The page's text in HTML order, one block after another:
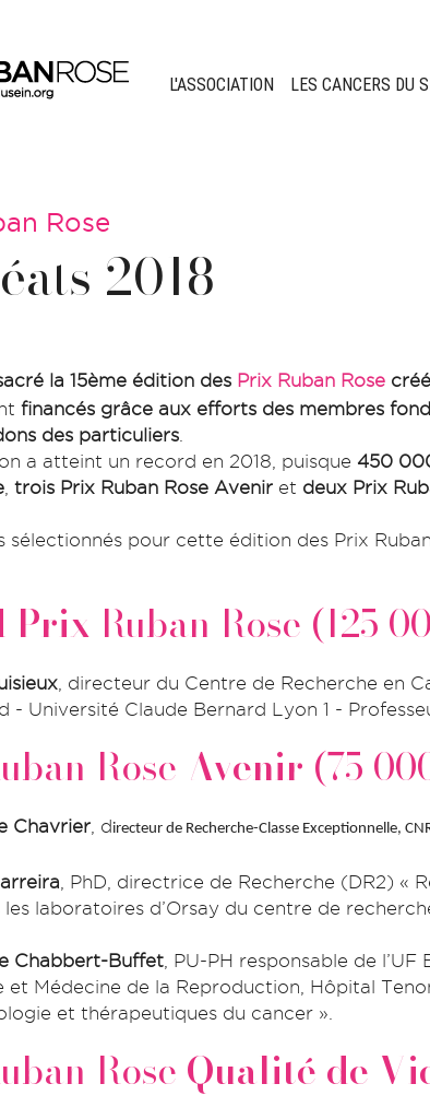
L'ASSOCIATION LES CANCERS DU
Rose
2018
la 15ème édition des Prix Ruban Rose
financés grâce aux efforts des membres
des particuliers
a atteint un record en 2018, puisque 450
trois Prix Ruban Rose Avenir et deux Prix
sélectionnés pour cette édition des Prix
Prix Ruban Rose (125
, directeur du Centre de Recherche en
- Université Claude Bernard Lyon 1 -
Rose Avenir (75
Chavrier , directeur de Recherche-Classe Exceptionnelle,
, PhD, directrice de Recherche (DR2)
les laboratoires d’Orsay du centre de
Chabbert-Buffet , PU-PH responsable de
et Médecine de la Reproduction, Hôpital
et thérapeutiques du cancer ».
Rose Qualité de